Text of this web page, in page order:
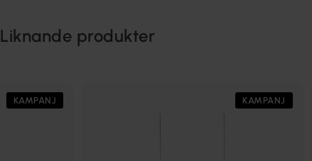
Liknande produkter
KAMPANJ KAMPANJ